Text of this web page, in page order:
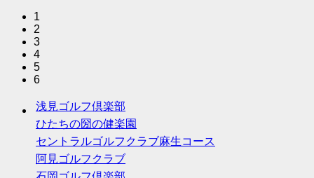
1
2
3
4
5
6
浅見ゴルフ倶楽部
ひたちの圀の健楽園
セントラルゴルフクラブ麻生コース
阿見ゴルフクラブ